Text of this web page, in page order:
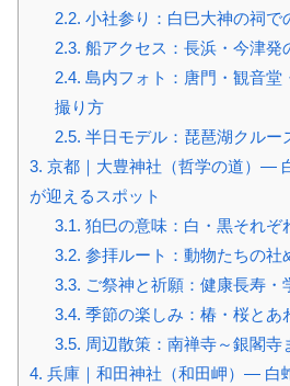
2.2. 小社参り：白巳大神の祠で
2.3. 船アクセス：長浜・今津発
2.4. 島内フォト：唐門・観音堂
撮り方
2.5. 半日モデル：琵琶湖クルー
3. 京都｜大豊神社（哲学の道）—
が迎えるスポット
3.1. 狛巳の意味：白・黒それぞ
3.2. 参拝ルート：動物たちの社
3.3. ご祭神と祈願：健康長寿・
3.4. 季節の楽しみ：椿・桜とあ
3.5. 周辺散策：南禅寺～銀閣寺
4. 兵庫｜和田神社（和田岬）— 白